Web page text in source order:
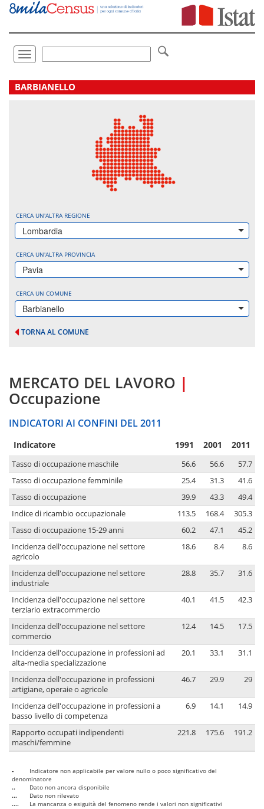
Vai
direttamente
Toggle
navigation
.
BARBIANELLO
CERCA UN'ALTRA REGIONE
Lombardia
CERCA UN'ALTRA PROVINCIA
Pavia
CERCA UN COMUNE
Barbianello
TORNA AL COMUNE
MERCATO DEL LAVORO |
Occupazione
INDICATORI AI CONFINI DEL 2011
Indicatore 1991 2001 2011
Tasso di occupazione maschile 56.6 56.6
57.7
Tasso di occupazione femminile
25.4 31.3
41.6
Tasso di occupazione
39.9 43.3
49.4
Indice di ricambio occupazionale
113.5 168.4
305.3
Tasso di occupazione 15-29 anni
60.2 47.1
45.2
Incidenza dell'occupazione nel settore
agricolo
18.6 8.4 8.6
Incidenza dell'occupazione nel settore
industriale
28.8 35.7 31.6
Incidenza dell'occupazione nel settore
terziario extracommercio
40.1 41.5 42.3
Incidenza dell'occupazione nel settore
commercio
12.4 14.5 17.5
Incidenza dell'occupazione in professioni ad
alta-media specializzazione
20.1 33.1 31.1
Incidenza dell'occupazione in professioni
artigiane, operaie o agricole
46.7 29.9 29
Incidenza dell'occupazione in professioni a
basso livello di competenza
6.9 14.1 14.9
Rapporto occupati indipendenti
maschi/femmine
221.8 175.6 191.2
-
Indicatore non applicabile per valore nullo o poco significativo del
denominatore
..
Dato non ancora disponibile
...
Dato non rilevato
....
La mancanza o esiguità del fenomeno rende i valori non significativi